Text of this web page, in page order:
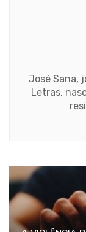
José Sana,
Letras,